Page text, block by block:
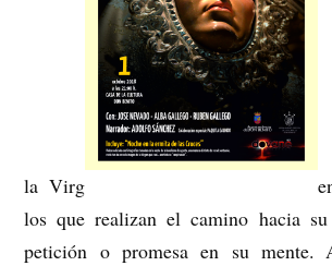
la Virg
los que realizan el camino hacia
petición o promesa en su mente.